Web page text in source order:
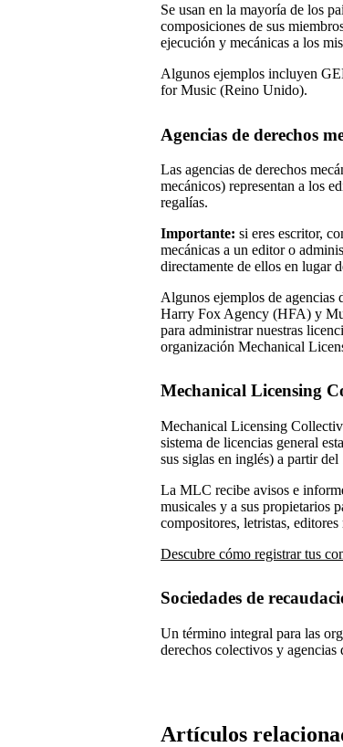
Se usan en la mayoría de los
composiciones de sus
ejecución y mecánicas a los
Algunos ejemplos incluyen
for Music (Reino Unido).
Agencias de derechos
Las agencias de derechos
mecánicos) representan a los
regalías.
Importante: si eres escritor,
mecánicas a un editor o
directamente de ellos en lugar
Algunos ejemplos de agencias
Harry Fox Agency (HFA) y
para administrar nuestras
organización Mechanical
Mechanical Licensing
Mechanical Licensing
sistema de licencias general
sus siglas en inglés) a partir
La MLC recibe avisos e
musicales y a sus propietarios
compositores, letristas,
Descubre cómo registrar tus
Sociedades de
Un término integral para las
derechos colectivos y agencias
Artículos